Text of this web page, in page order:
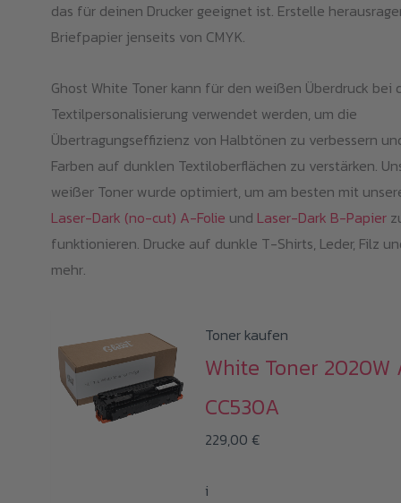
das für deinen Drucker geeignet ist. Erstelle
Briefpapier jenseits von CMYK.
Ghost White Toner kann für den weißen Überdruck bei
Textilpersonalisierung verwendet werden, um die
Übertragungseffizienz von Halbtönen zu verbessern
Farben auf dunklen Textiloberflächen zu verstärken.
weißer Toner wurde optimiert, um am besten mit
Laser-Dark (no-cut) A-Folie und Laser-Dark B-Papier
funktionieren. Drucke auf dunkle T-Shirts, Leder, Filz
mehr.
Toner kaufen
White Toner 2020W
CC530A
229,00 €
i